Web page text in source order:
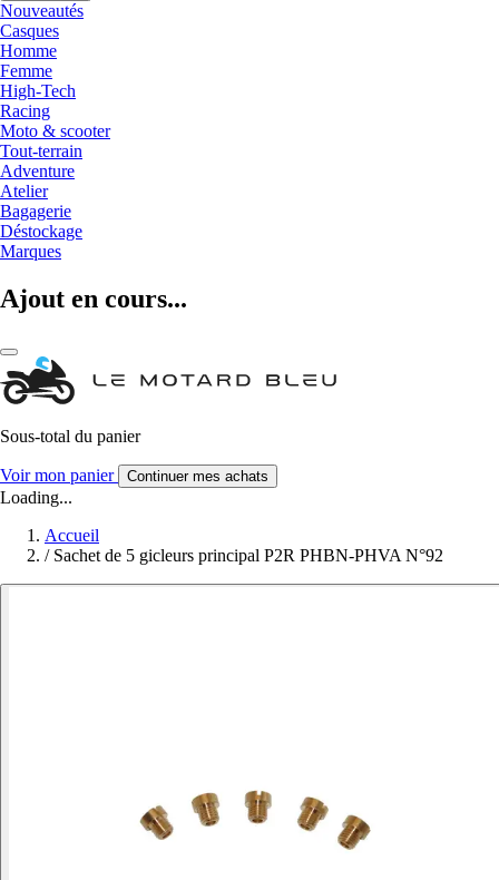
Nouveautés
Casques
Homme
Femme
High-Tech
Racing
Moto & scooter
Tout-terrain
Adventure
Atelier
Bagagerie
Déstockage
Marques
Ajout en cours...
Sous-total du panier
Voir mon panier Continuer mes achats
Loading...
Accueil
/ Sachet de 5 gicleurs principal P2R PHBN-PHVA N°92